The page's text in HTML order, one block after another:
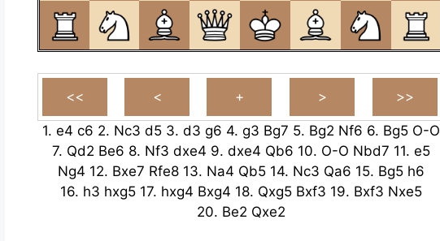
1. e4 c6 2. Nc3 d5 3. d3 g6 4. g3 Bg7 5. Bg2 Nf6 6. Bg5 O-O
7. Qd2 Be6 8. Nf3 dxe4 9. dxe4 Qb6 10. O-O Nbd7 11. e5
Ng4 12. Bxe7 Rfe8 13. Na4 Qb5 14. Nc3 Qa6 15. Bg5 h6
16. h3 hxg5 17. hxg4 Bxg4 18. Qxg5 Bxf3 19. Bxf3 Nxe5
20. Be2 Qxe2